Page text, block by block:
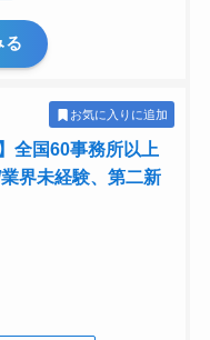
る
お気に入りに追加
全国60事務所以上
界未経験、第二新